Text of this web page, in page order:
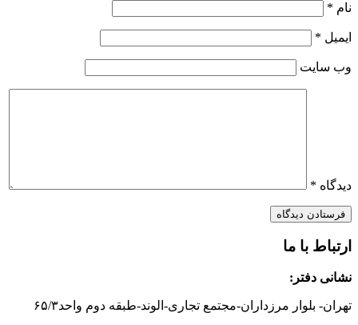
نام *
ایمیل *
وب‌ سایت
دیدگاه *
ارتباط با ما
نشانی دفتر:
تهران- بلوار مرزداران-مجتمع تجاری-الوند-طبقه دوم واحد۶ ۵/۳